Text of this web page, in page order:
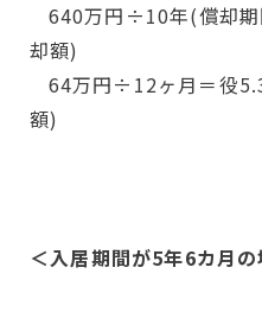
640万円÷10年(償却期
却額)
64万円÷12ヶ月＝役
額)
＜入居期間が5年6カ月の